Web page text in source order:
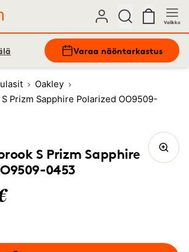
Valikko
Varaa näöntarkastus
Oakley
Prizm Sapphire Polarized OO9509-
S Prizm Sapphire
0453